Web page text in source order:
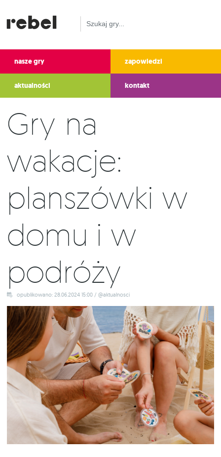
nasze gry zapowiedzi
aktualności kontakt
Gry na
wakacje:
planszówki w
domu i w
podróży
opublikowano: 28.06.2024 15:00 / @aktualnosci